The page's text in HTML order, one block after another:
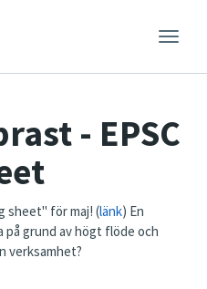
Toggle
- EPSC
sheet" för maj! (länk) En
på grund av högt flöde och
verksamhet?